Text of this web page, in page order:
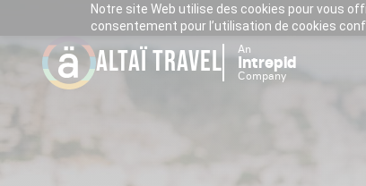
Notre site Web utilise des cookies pour vous
consentement pour l’utilisation de cookies
ALTAÏ TRAVEL An
Intrepid
Company